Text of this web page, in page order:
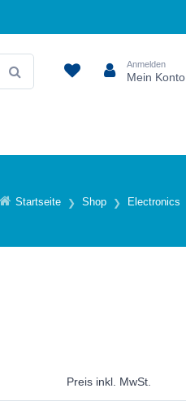
Anmelden
Mein Konto
Startseite Shop Electronics
Preis inkl. MwSt.